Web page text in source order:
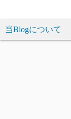
テ当Blogについて